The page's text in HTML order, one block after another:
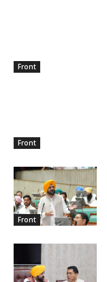
Front
Front
Front